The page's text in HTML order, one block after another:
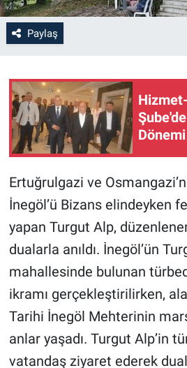
Paylaş
Dönemi
Ertuğrulgazi ve
İnegöl’ü Bizans elindeyken
yapan Turgut Alp,
dualarla anıldı. İnegöl’ün
mahallesinde bulunan
ikramı gerçekleştirilirken,
Tarihi İnegöl Mehterinin
anlar yaşadı. Turgut Alp’in
vatandaş ziyaret ederek